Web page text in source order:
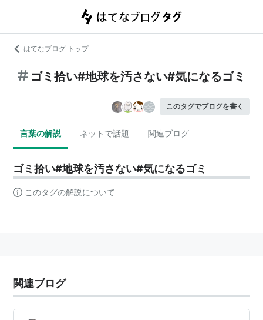
はてなブログ トップ
ゴミ拾い#地球を汚さない#気になるゴミ
このタグでブログを書く
言葉の解説 ネットで話題 関連ブログ
ゴミ拾い#地球を汚さない#気になるゴミ
このタグの解説について
関連ブログ